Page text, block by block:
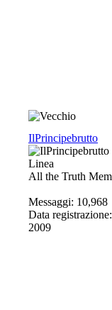
IlPrincipebrutto
All the Truth
Messaggi: 10,968
Data
2009